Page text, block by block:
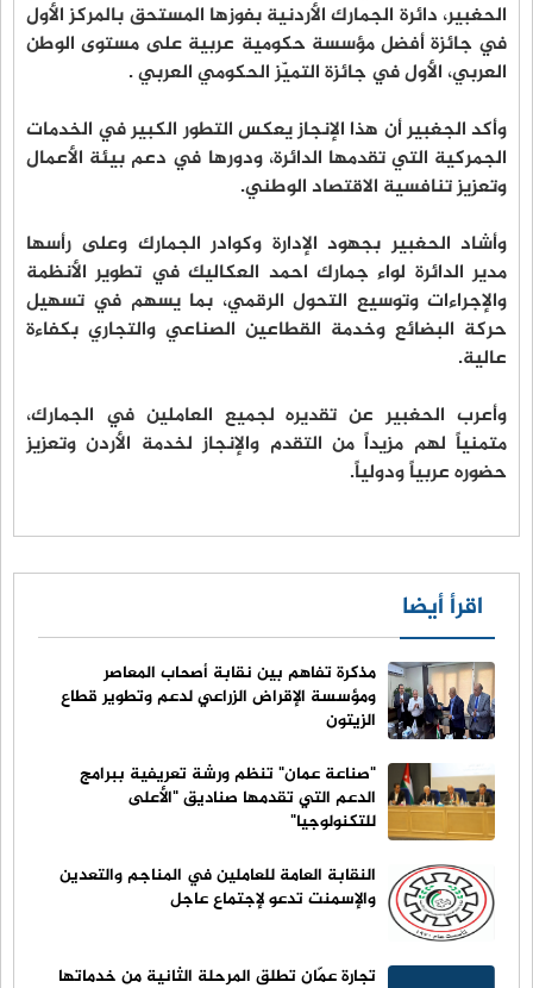
الحغبير، دائرة الجمارك الأردنية بفوزها المستحق بالمركز الأول
في جائزة أفضل مؤسسة حكومية عربية على مستوى الوطن
العربي، الأول في جائزة التميّز الحكومي العربي .
وأكد الجغبير أن هذا الإنجاز يعكس التطور الكبير في الخدمات
الجمركية التي تقدمها الدائرة، ودورها في دعم بيئة الأعمال
وتعزيز تنافسية الاقتصاد الوطني.
وأشاد الحغبير بجهود الإدارة وكوادر الجمارك وعلى رأسها
مدير الدائرة لواء جمارك احمد العكاليك في تطوير الأنظمة
والإجراءات وتوسيع التحول الرقمي، بما يسهم في تسهيل
حركة البضائع وخدمة القطاعين الصناعي والتجاري بكفاءة
عالية.
وأعرب الحغبير عن تقديره لجميع العاملين في الجمارك،
متمنياً لهم مزيداً من التقدم والإنجاز لخدمة الأردن وتعزيز
حضوره عربياً ودولياً.
اقرأ أيضا
مذكرة تفاهم بين نقابة أصحاب المعاصر
ومؤسسة الإقراض الزراعي لدعم وتطوير قطاع
الزيتون
"صناعة عمان" تنظم ورشة تعريفية ببرامج
الدعم التي تقدمها صناديق "الأعلى
للتكنولوجيا"
النقابة العامة للعاملين في المناجم والتعدين
والإسمنت تدعو لإجتماع عاجل
تجارة عمّان تطلق المرحلة الثانية من خدماتها